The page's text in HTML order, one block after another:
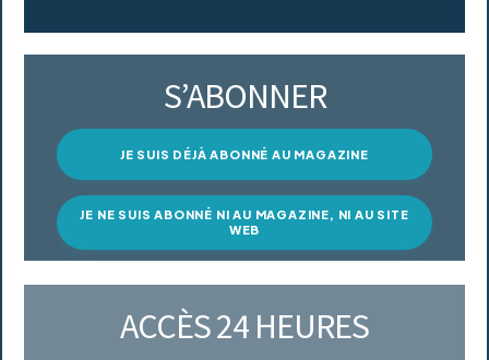
S’ABONNER
JE SUIS DÉJÀ ABONNÉ AU MAGAZINE
JE NE SUIS ABONNÉ NI AU MAGAZINE, NI AU SITE
WEB
ACCÈS 24 HEURES